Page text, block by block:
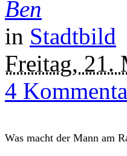
Ben
in Stadtbild
Freitag, 21.
4
Was macht der Mann am